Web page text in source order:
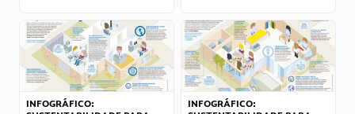
INFOGRÁFICO:
INFOGRÁFICO: